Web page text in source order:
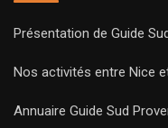
Présentation de Guide
Nos activités entre Nice
Annuaire Guide Sud